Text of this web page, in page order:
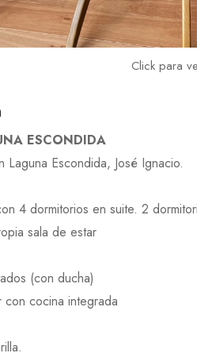
Click para
ESCONDIDA
Laguna Escondida, José Ignacio.
4 dormitorios en suite. 2
sala de estar
(con ducha)
con cocina integrada